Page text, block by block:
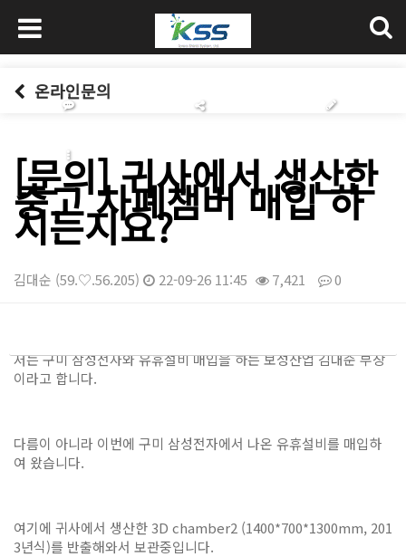
온라인문의
[문의] 귀사에서 생산한
중고 차폐챔버 매입 하
시는지요?
김대순 (59.♡.56.205) 22-09-26 11:45 7,421 0
저는 구미 삼성전자와 유휴설비 매입을 하는 보성산업 김대순 부장
이라고 합니다.
다름이 아니라 이번에 구미 삼성전자에서 나온 유휴설비를 매입하
여 왔습니다.
여기에 귀사에서 생산한 3D chamber2 (1400*700*1300mm, 201
3년식)를 반출해와서 보관중입니다.